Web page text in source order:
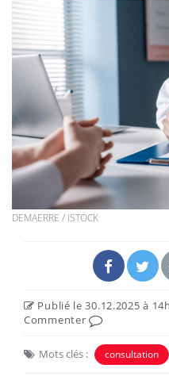
DEMAERRE / ISTOCK
Publié le 30.12.2025 à
Commenter
Mots clés : consultation